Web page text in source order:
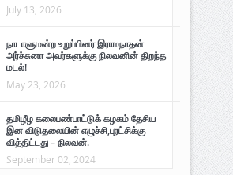
July 13, 2026
நாடாளுமன்ற உறுப்பினர் இராமநாதன்
அர்ச்சுனா அவர்களுக்கு நிலவனின் திறந்த
மடல்!
May 23, 2026
தமிழீழ கலைபண்பாட்டுக் கழகம் தேசிய
இன விடுதலையின் எழுச்சி,புரட்சிக்கு
வித்திட்டது – நிலவன்.
September 02, 2024